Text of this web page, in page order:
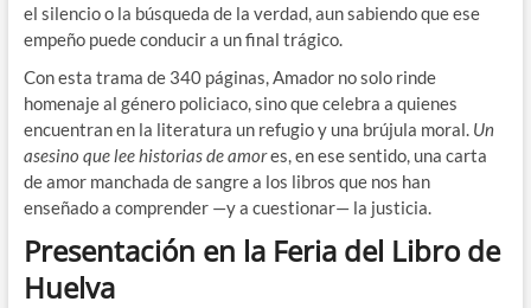
el silencio o la búsqueda de la verdad, aun sabiendo que ese
empeño puede conducir a un final trágico.
Con esta trama de 340 páginas, Amador no solo rinde
homenaje al género policiaco, sino que celebra a quienes
encuentran en la literatura un refugio y una brújula moral. Un
asesino que lee historias de amores, en ese sentido, una carta
de amor manchada de sangre a los libros que nos han
enseñado a comprender —y a cuestionar— la justicia.
Presentación en la Feria del Libro de
Huelva